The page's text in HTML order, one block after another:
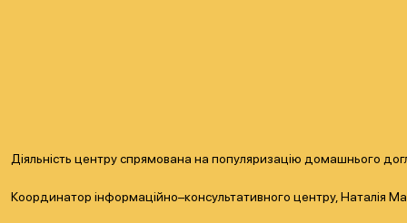
Діяльність центру спрямована на популяризацію домашнього
Координатор інформаційно–консультативного центру, Наталія